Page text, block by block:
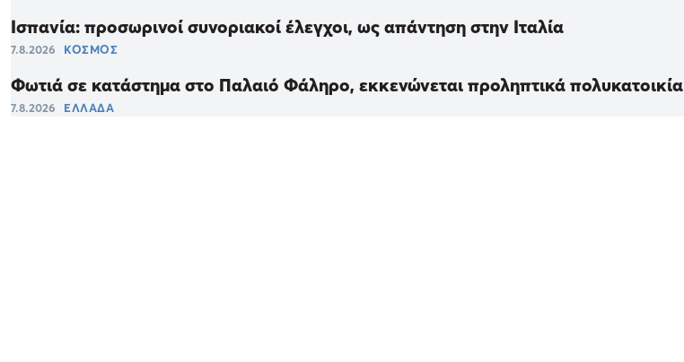
Ισπανία: προσωρινοί συνοριακοί έλεγχοι, ως απάντηση στην Ιταλία
7.8.2026 ΚΟΣΜΟΣ
Φωτιά σε κατάστημα στο Παλαιό Φάληρο, εκκενώνεται προληπτικά πολυκατοικία
7.8.2026 ΕΛΛΑΔΑ